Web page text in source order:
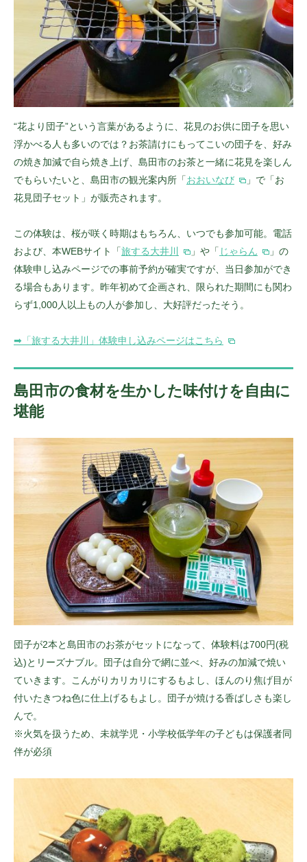
“花より団子”という言葉があるように、花見のお供に団子を思い
浮かべる人も多いのでは？お茶請けにもってこいの団子を、好み
の焼き加減で自ら焼き上げ、島田市のお茶と一緒に花見を楽しん
でもらいたいと、島田市の観光案内所「おおいなび
」で「お
花見団子セット」が販売されます。
この体験は、桜が咲く時期はもちろん、いつでも参加可能。電話
および、本WEBサイト「旅する大井川 」や「 じゃらん
」の
体験申し込みページでの事前予約が確実ですが、当日参加ができ
る場合もあります。昨年初めて企画され、限られた期間にも関わ
らず1,000人以上もの人が参加し、大好評だったそう。
➡︎「旅する大井川」体験申し込みページはこちら
島田市の食材を生かした味付けを自由に
堪能
団子が2本と島田市のお茶がセットになって、体験料は700円(税
込)とリーズナブル。団子は自分で網に並べ、好みの加減で焼い
ていきます。こんがりカリカリにするもよし、ほんのり焦げ目が
付いたきつね色に仕上げるもよし。団子が焼ける香ばしさも楽し
んで。
※火気を扱うため、未就学児・小学校低学年の子どもは保護者同
伴が必須